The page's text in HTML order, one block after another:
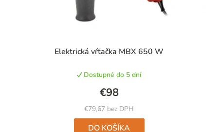
Elektrická vŕtačka MBX 650 W
Dostupné do 5 dní
€79,67 bez DPH
€98
DO KOŠÍKA